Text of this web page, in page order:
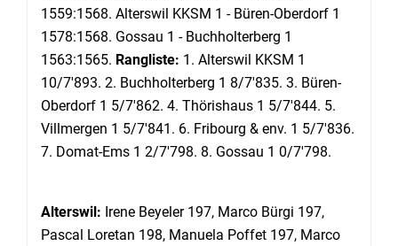
1559:1568. Alterswil KKSM 1 - Büren-Oberdorf 1
1578:1568. Gossau 1 - Buchholterberg 1
1563:1565. Rangliste: 1. Alterswil KKSM 1
10/7'893. 2. Buchholterberg 1 8/7'835. 3. Büren-
Oberdorf 1 5/7'862. 4. Thörishaus 1 5/7'844. 5.
Villmergen 1 5/7'841. 6. Fribourg & env. 1 5/7'836.
7. Domat-Ems 1 2/7'798. 8. Gossau 1 0/7'798.
Alterswil: Irene Beyeler 197, Marco Bürgi 197,
Pascal Loretan 198, Manuela Poffet 197, Marco